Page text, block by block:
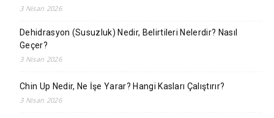
3 Nisan 2026
Dehidrasyon (Susuzluk) Nedir, Belirtileri Nelerdir? Nasıl
Geçer?
3 Nisan 2026
Chin Up Nedir, Ne İşe Yarar? Hangi Kasları Çalıştırır?
3 Nisan 2026